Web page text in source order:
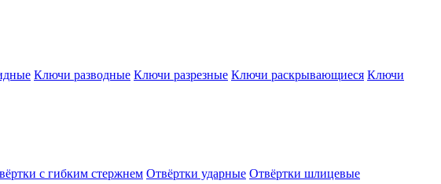
Ключи разводные Ключи разрезные Ключи раскрывающиеся Ключи
с гибким стержнем Отвёртки ударные Отвёртки шлицевые